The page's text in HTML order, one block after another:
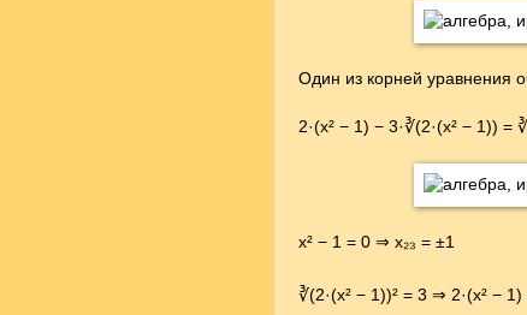
Один из корней уравнения
2·(x² − 1) − 3·∛(2·(x² − 1)) =
x² − 1 = 0 ⇒ x₂₃ = ±1
∛(2·(x² − 1))² = 3 ⇒ 2·(x² − 1)